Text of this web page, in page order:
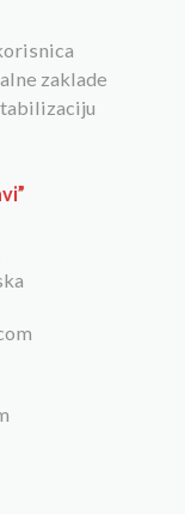
zaklade